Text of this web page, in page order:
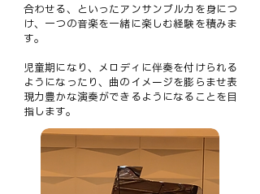
合わせる、といったアンサンブル力を身につ
け、一つの音楽を一緒に楽しむ経験を積みま
す。
児童期になり、メロディに伴奏を付けられる
ようになったり、曲のイメージを膨らませ表
現力豊かな演奏ができるようになることを目
指します。​​